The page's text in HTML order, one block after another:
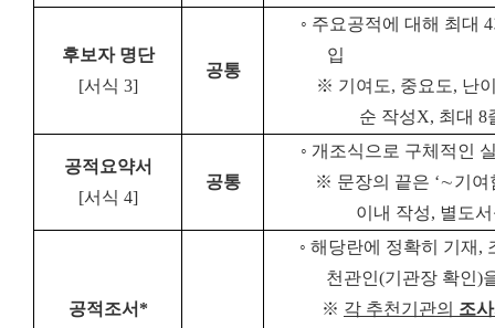
후보자 명단
[서식 3]
공통
◦ 주요공적에 대해 최대 4
입
※ 기여도, 중요도, 난
순 작성X, 최대 8
공적요약서
[서식 4]
공통
◦ 개조식으로 구체적인
※ 문장의 끝은 ‘∼기여
이내 작성, 별도
공적조서 *
◦해당란에 정확히 기재 ,
천 관인(기관장 확인)
※ 각 추천기관의 조